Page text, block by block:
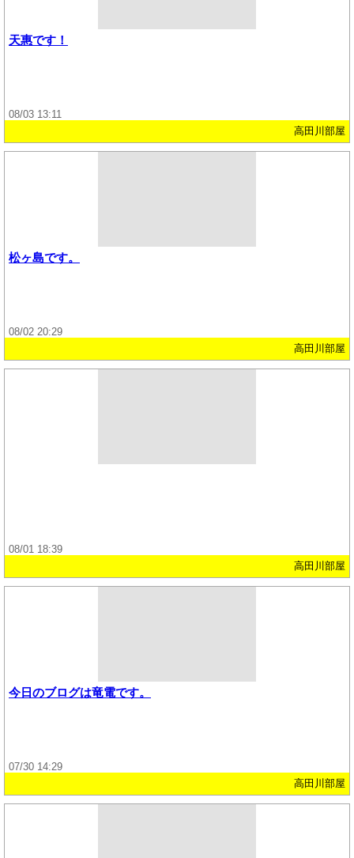
天惠です！
08/03 13:11
高田川部屋
松ヶ島です。
08/02 20:29
高田川部屋
08/01 18:39
高田川部屋
今日のブログは竜電です。
07/30 14:29
高田川部屋